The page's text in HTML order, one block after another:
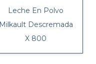
Leche En Polvo
Milkault Descremada
X 800